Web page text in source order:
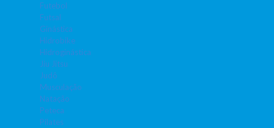
Futebol
Futsal
Ginástica
Hidrobike
Hidroginástica
Jiu Jitsu
Judô
Musculação
Natação
Peteca
Pilates